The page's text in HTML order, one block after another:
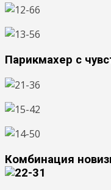
Парикмахер с
Комбинация